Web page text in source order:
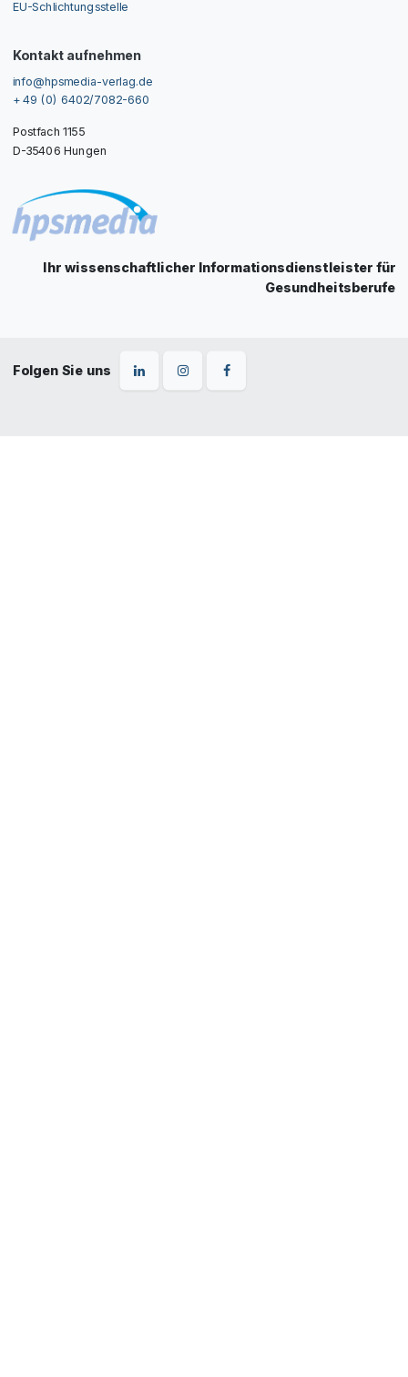
EU-Schlichtungsstelle
Kontakt aufnehmen
info@hpsmedia-verlag.de
+ 49 (0) 6402/7082-660
Postfach 1155
D-35406 Hungen
Ihr wissenschaftlicher Informationsdienstleister für
Gesundheitsberufe
Folgen Sie uns